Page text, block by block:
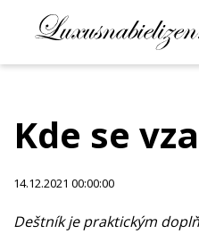
Kde se
14.12.2021 00:00:00
Deštník je praktickým